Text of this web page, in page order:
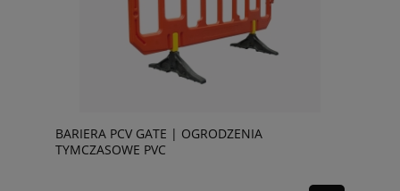
BARIERA PCV GATE | OGRODZENIA
TYMCZASOWE PVC